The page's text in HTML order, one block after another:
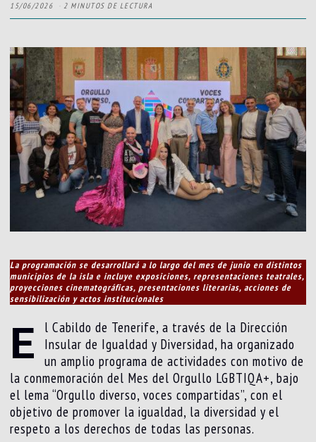
15/06/2026 2 MINUTOS DE LECTURA
La programación se desarrollará a lo largo del mes de junio en distintos
municipios de la isla e incluye exposiciones, representaciones teatrales,
proyecciones cinematográficas, presentaciones literarias, acciones de
sensibilización y actos institucionales
E
l Cabildo de Tenerife, a través de la Dirección
Insular de Igualdad y Diversidad, ha organizado
un amplio programa de actividades con motivo de
la conmemoración del Mes del Orgullo LGBTIQA+, bajo
el lema “Orgullo diverso, voces compartidas”, con el
objetivo de promover la igualdad, la diversidad y el
respeto a los derechos de todas las personas.